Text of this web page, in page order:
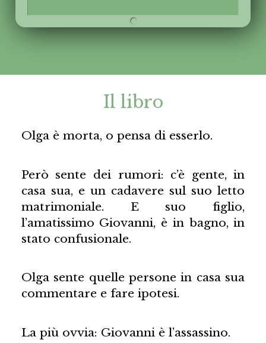
Il libro
Olga è morta, o pensa di esserlo.
Però sente dei rumori: c’è gente, in
casa sua, e un cadavere sul suo letto
matrimoniale. E suo figlio,
l’amatissimo Giovanni, è in bagno, in
stato confusionale.
Olga sente quelle persone in casa sua
commentare e fare ipotesi.
La più ovvia: Giovanni è l’assassino.